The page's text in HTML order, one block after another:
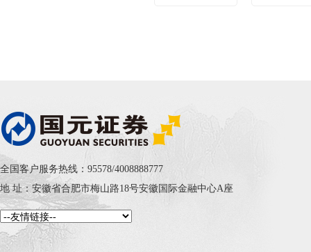
全国客户服务热线：95578/4008888777
地 址：安徽省合肥市梅山路18号安徽国际金融中心A座